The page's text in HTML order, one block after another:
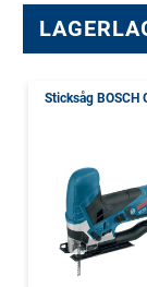
Sticksåg BOSCH